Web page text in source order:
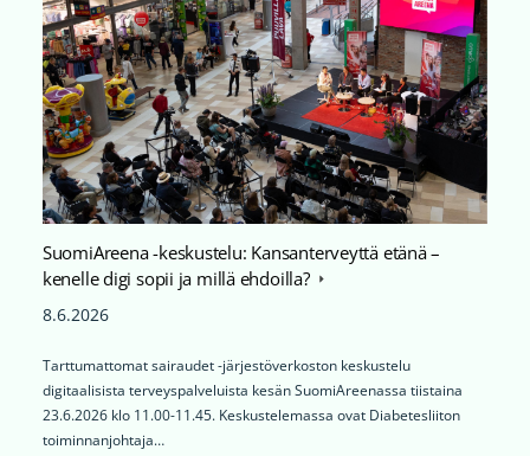
SuomiAreena -keskustelu: Kansanterveyttä etänä –
kenelle digi sopii ja millä ehdoilla?
8.6.2026
Tarttumattomat sairaudet -järjestöverkoston keskustelu
digitaalisista terveyspalveluista kesän SuomiAreenassa tiistaina
23.6.2026 klo 11.00-11.45. Keskustelemassa ovat Diabetesliiton
toiminnanjohtaja…